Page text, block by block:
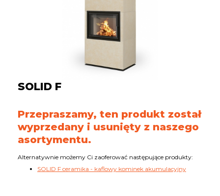
SOLID F
Przepraszamy, ten produkt został
wyprzedany i usunięty z naszego
asortymentu.
Alternatywnie możemy Ci zaoferować następujące produkty:
SOLID F ceramika - kaflowy kominek akumulacyjny